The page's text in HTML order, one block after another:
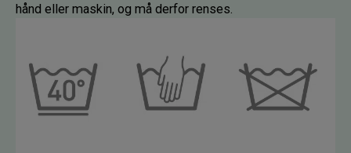
hånd eller maskin, og må derfor renses.